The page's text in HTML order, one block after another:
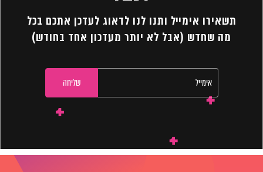
תשאירו אימייל ותנו לנו לדאוג לעדכן אתכם בכל
מה שחדש (אבל לא יותר מעדכון אחד בחודש)